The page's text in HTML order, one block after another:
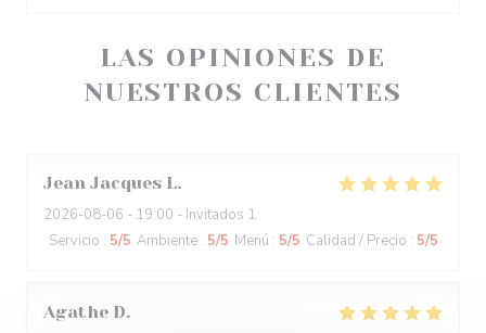
LAS OPINIONES DE
NUESTROS CLIENTES
Jean Jacques L
2026-08-06 - 19:00 - Invitados 1
Servicio : 5/5 Ambiente : 5/5 Menú : 5/5 Calidad / Precio : 5/5
Agathe D